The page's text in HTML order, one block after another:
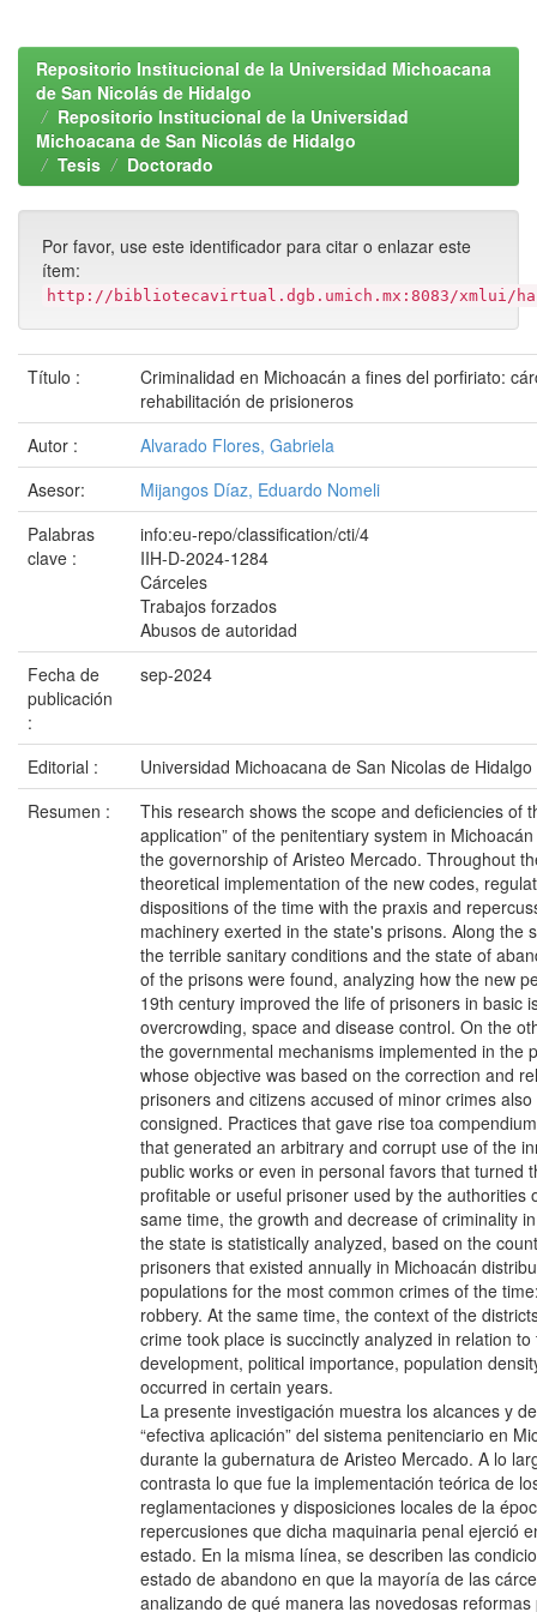
Repositorio Institucional de la Universidad Michoacana
de San Nicolás de Hidalgo
Repositorio Institucional de la Universidad
Michoacana de San Nicolás de Hidalgo
Tesis
Doctorado
Por favor, use este identificador para citar o enlazar este
ítem:
http://bibliotecavirtual.dgb.umich.mx:8083/xmlui/
Título :
Criminalidad en Michoacán a fines del porfiriato:
rehabilitación de prisioneros
Autor :
Alvarado Flores, Gabriela
Asesor:
Mijangos Díaz, Eduardo Nomeli
Palabras
clave :
info:eu-repo/classification/cti/4
IIH-D-2024-1284
Cárceles
Trabajos forzados
Abusos de autoridad
Fecha de
publicación
:
sep-2024
Editorial :
Universidad Michoacana de San Nicolas de Hidalgo
Resumen :
This research shows the scope and deficiencies of
application” of the penitentiary system in
the governorship of Aristeo Mercado. Throughout
theoretical implementation of the new codes,
dispositions of the time with the praxis and
machinery exerted in the state's prisons. Along the
the terrible sanitary conditions and the state of
of the prisons were found, analyzing how the new
19th century improved the life of prisoners in basic
overcrowding, space and disease control. On the
the governmental mechanisms implemented in the
whose objective was based on the correction and
prisoners and citizens accused of minor crimes
consigned. Practices that gave rise toa
that generated an arbitrary and corrupt use of the
public works or even in personal favors that turned
profitable or useful prisoner used by the authorities
same time, the growth and decrease of criminality
the state is statistically analyzed, based on the
prisoners that existed annually in Michoacán
populations for the most common crimes of the
robbery. At the same time, the context of the
crime took place is succinctly analyzed in relation
development, political importance, population
occurred in certain years.
La presente investigación muestra los alcances y
“efectiva aplicación” del sistema penitenciario en
durante la gubernatura de Aristeo Mercado. A lo
contrasta lo que fue la implementación teórica de
reglamentaciones y disposiciones locales de la
repercusiones que dicha maquinaria penal ejerció
estado. En la misma línea, se describen las
estado de abandono en que la mayoría de las
analizando de qué manera las novedosas